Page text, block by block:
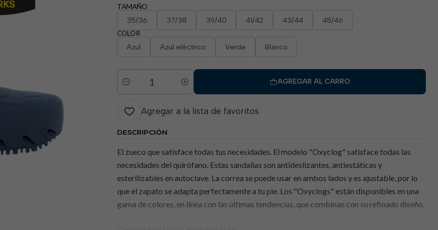
TAMAÑO
35/36 37/38 39/40 41/42 43/44 45/46
COLOR
Azul Azul eléctrico Verde Blanco
Cantidad
AGREGAR AL CARRO
Agregar a la lista de favoritos
DESCRIPCIÓN
El zueco que satisface todas tus necesidades. El modelo "Oxyclog" satisface todas las
necesidades del quirófano. Estas sandalias son antideslizantes, antiestáticas y
esterilizables en autoclave. La correa se puede usar en ambos lados y es ajustable, por lo
que el zapato se adapta perfectamente a tu pie. Los "Oxyclogs" están disponibles en una
gama de colores, en línea con las últimas tendencias, que combinan con su refinado diseño.